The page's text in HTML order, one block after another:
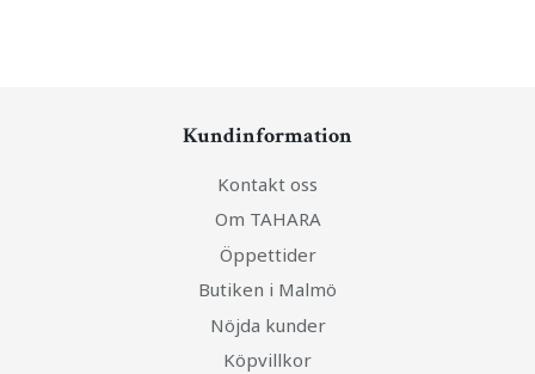
Kundinformation
Kontakt oss
Om TAHARA
Öppettider
Butiken i Malmö
Nöjda kunder
Köpvillkor